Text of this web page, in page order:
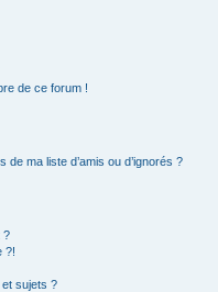
de ce forum !
ma liste d’amis ou d’ignorés ?
?
?!
sujets ?